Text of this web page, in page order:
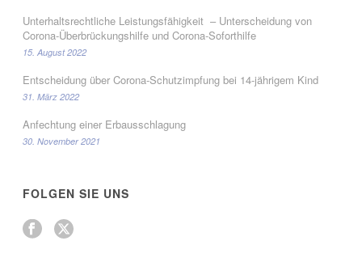
Unterhaltsrechtliche Leistungsfähigkeit – Unterscheidung von
Corona-Überbrückungshilfe und Corona-Soforthilfe
15. August 2022
Entscheidung über Corona-Schutzimpfung bei 14-jährigem Kind
31. März 2022
Anfechtung einer Erbausschlagung
30. November 2021
FOLGEN SIE UNS